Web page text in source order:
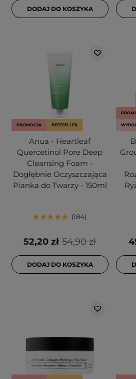
DODAJ DO KOSZYKA
PROMOCJA BESTSELLER
Anua - Heartleaf
Quercetinol Pore Deep
Cleansing Foam -
Dogłębnie Oczyszczająca
Pianka do Twarzy - 150ml
184
54,90 zł
52,20 zł
DODAJ DO KOSZYKA